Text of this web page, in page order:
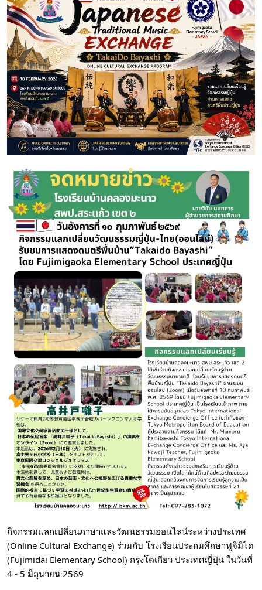
กิจกรรมแลกเปลี่ยนภาษาและวัฒนธรรมออนไลน์ระหว่างประเทศ
(Online Cultural Exchange) ร่วมกับ โรงเรียนประถมศึกษาฟูจิมิได
(Fujimidai Elementary School) กรุงโตเกียว ประเทศญี่ปุ่น ในวันที่
4 - 5 มิถุนายน 2569